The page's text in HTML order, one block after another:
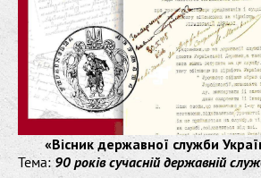
«Вісник державної служби
Тема:90 років сучасній державній